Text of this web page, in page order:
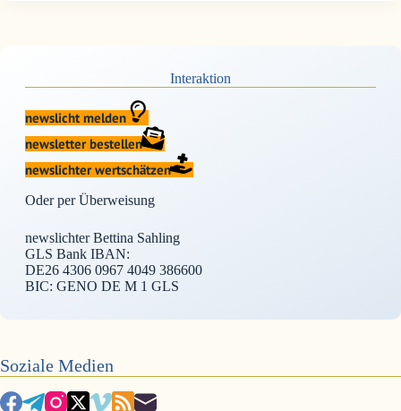
Interaktion
newslicht melden
newsletter bestellen
newslichter wertschätzen
Oder per Überweisung
newslichter Bettina Sahling
GLS Bank IBAN:
DE26 4306 0967 4049 386600
BIC: GENO DE M 1 GLS
Soziale Medien